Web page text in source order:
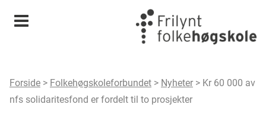
Meny
Forside > Folkehøgskoleforbundet > Nyheter > Kr 60 000 av
nfs solidaritesfond er fordelt til to prosjekter